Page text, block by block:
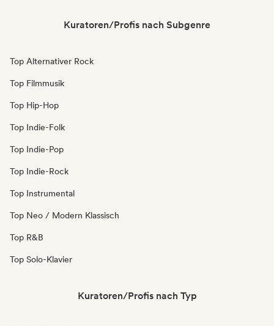
Kuratoren/Profis nach Subgenre
Top Alternativer Rock
Top Filmmusik
Top Hip-Hop
Top Indie-Folk
Top Indie-Pop
Top Indie-Rock
Top Instrumental
Top Neo / Modern Klassisch
Top R&B
Top Solo-Klavier
Kuratoren/Profis nach Typ